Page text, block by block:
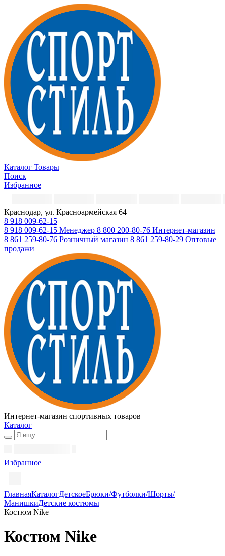
Каталог Товары
Поиск
Избранное
Краснодар, ул. Красноармейская 64
8 918 009-62-15
8 918 009-62-15 Менеджер 8 800 200-80-76 Интернет-магазин
8 861 259-80-76 Розничный магазин 8 861 259-80-29 Оптовые
продажи
Интернет-магазин спортивных товаров
Каталог
Избранное
ГлавнаяКаталогДетскоеБрюки/Футболки/Шорты/
МанишкиДетские костюмы
Костюм Nike
Костюм Nike